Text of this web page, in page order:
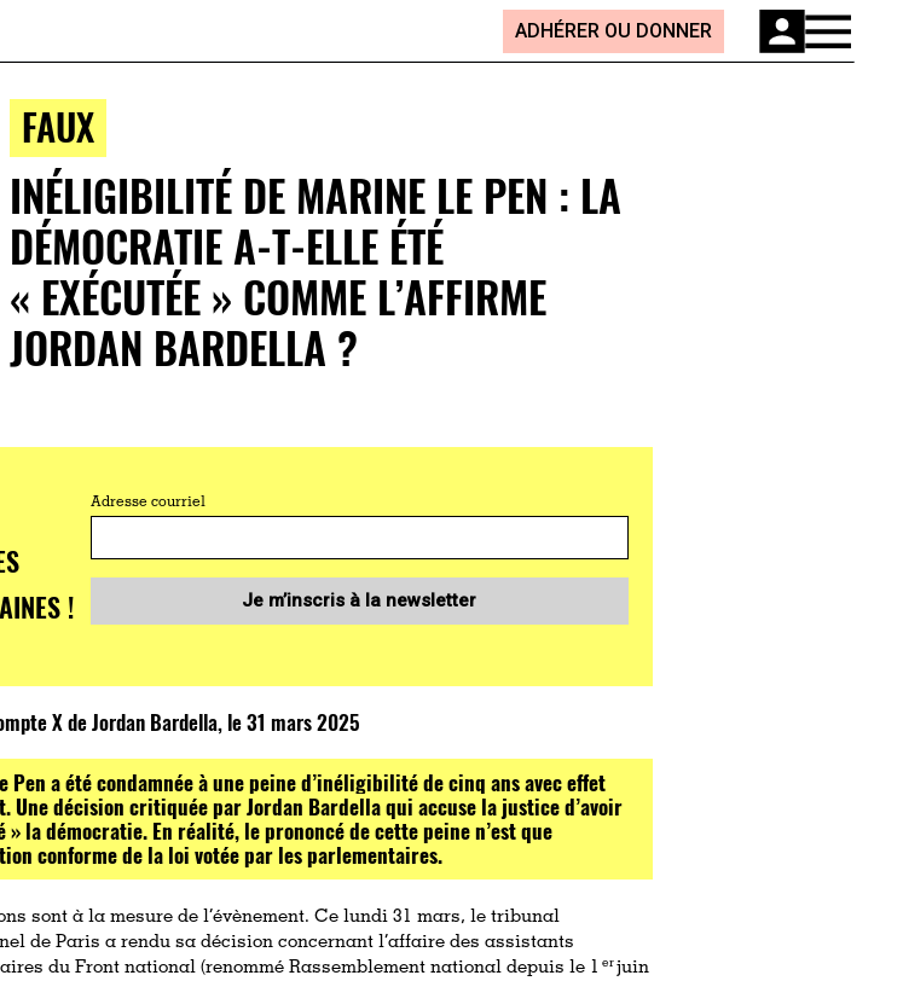
ADHÉRER OU DONNER
FAUX
INÉLIGIBILITÉ DE MARINE LE PEN : LA
DÉMOCRATIE A-T-ELLE ÉTÉ
« EXÉCUTÉE » COMME L’AFFIRME
JORDAN BARDELLA ?
!
Adresse courriel
Je m’inscris à la newsletter
X de Jordan Bardella, le 31 mars 2025
Pen a été condamnée à une peine d’inéligibilité de cinq ans avec effet
Une décision critiquée par Jordan Bardella qui accuse la justice d’avoir
» la démocratie. En réalité, le prononcé de cette peine n’est que
conforme de la loi votée par les parlementaires.
sont à la mesure de l’évènement. Ce lundi 31 mars, le tribunal
de Paris a rendu sa décision concernant l’affaire des assistants
du Front national (renommé Rassemblement national depuis le 1 erjuin